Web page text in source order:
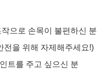
으로 손목이 불편하신 분
전을 위해 자제해주세요!)
트를 주고 싶으신 분